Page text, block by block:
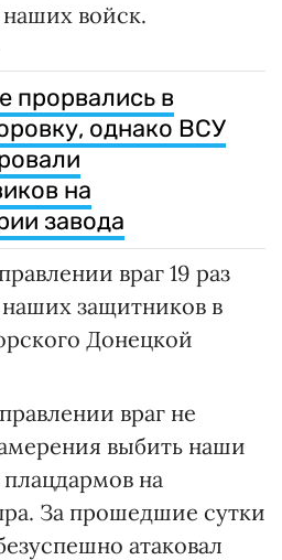
войск.
прорвались в
однако ВСУ
на
завода
враг 19 раз
защитников в
Донецкой
враг не
выбить наши
на
За прошедшие сутки
атаковал